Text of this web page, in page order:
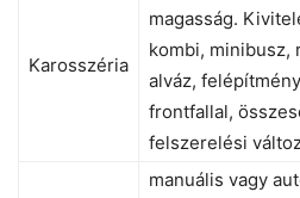
Karosszéria
magasság.
kombi, minibusz,
alváz,
frontfallal,
felszerelési
manuális vagy